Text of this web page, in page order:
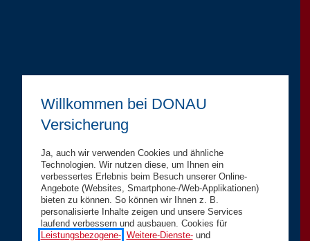
Willkommen bei DONAU
Versicherung
Ja, auch wir verwenden Cookies und ähnliche
Technologien. Wir nutzen diese, um Ihnen ein
verbessertes Erlebnis beim Besuch unserer Online-
Angebote (Websites, Smartphone-/Web-Applikationen)
bieten zu können. So können wir Ihnen z. B.
personalisierte Inhalte zeigen und unsere Services
laufend verbessern und ausbauen. Cookies für
Leistungsbezogene-, Weitere-Dienste-und